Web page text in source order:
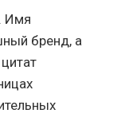
Имя
бренд, а